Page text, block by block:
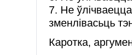
7. Не
зменлівасьць
Каротка,